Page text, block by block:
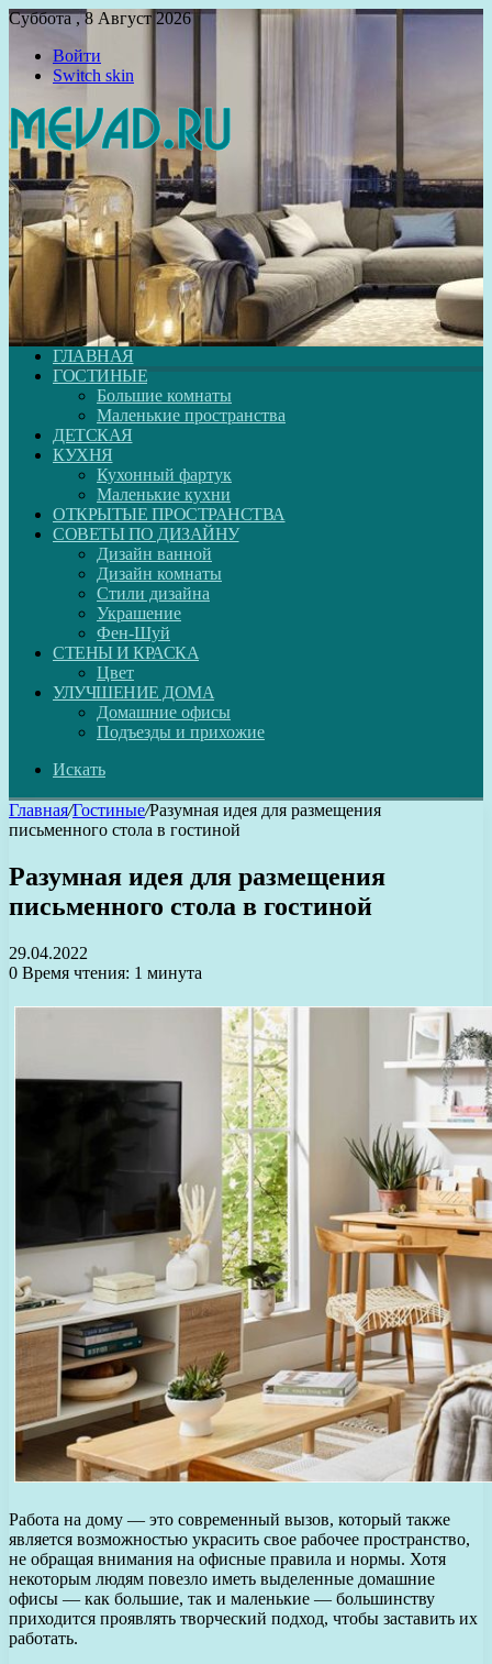
Суббота , 8 Август 2026
Войти
Switch skin
ГЛАВНАЯ
ГОСТИНЫЕ
Большие комнаты
Маленькие пространства
ДЕТСКАЯ
КУХНЯ
Кухонный фартук
Маленькие кухни
ОТКРЫТЫЕ ПРОСТРАНСТВА
СОВЕТЫ ПО ДИЗАЙНУ
Дизайн ванной
Дизайн комнаты
Стили дизайна
Украшение
Фен-Шуй
СТЕНЫ И КРАСКА
Цвет
УЛУЧШЕНИЕ ДОМА
Домашние офисы
Подъезды и прихожие
Искать
Главная/Гостиные/Разумная идея для размещения
письменного стола в гостиной
Разумная идея для размещения
письменного стола в гостиной
29.04.2022
0 Время чтения: 1 минута
Работа на дому — это современный вызов, который также
является возможностью украсить свое рабочее пространство,
не обращая внимания на офисные правила и нормы. Хотя
некоторым людям повезло иметь выделенные домашние
офисы — как большие, так и маленькие — большинству
приходится проявлять творческий подход, чтобы заставить их
работать.